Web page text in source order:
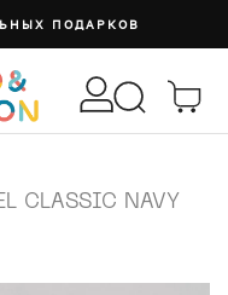
ПОДАРКОВ
CLASSIC NAVY